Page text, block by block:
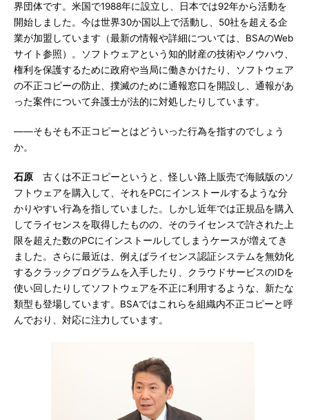
界団体です。米国で1988年に設立し、日本では92年から活動を
開始しました。今は世界30か国以上で活動し、50社を超える企
業が加盟しています（最新の情報や詳細については、BSAのWeb
サイト参照）。ソフトウェアという知的財産の技術やノウハウ、
権利を保護するために政府や当局に働きかけたり、ソフトウェア
の不正コピーの防止、撲滅のために通報窓口を開設し、通報があ
った案件について弁護士が法的に対処したりしています。
――そもそも不正コピーとはどういった行為を指すのでしょう
か。
石原 古くは不正コピーというと、怪しい路上販売で海賊版のソ
フトウェアを購入して、それをPCにインストールするような分
かりやすい行為を指していました。しかし近年では正規品を購入
してライセンスを取得したものの、そのライセンスで許された上
限を超えた数のPCにインストールしてしまうケースが増えてき
ました。さらに最近は、例えばライセンス認証システムを無効化
するクラックプログラムを入手したり、クラウドサービスのIDを
使い回したりしてソフトウェアを不正に利用するような、新たな
類型も登場しています。BSAではこれらを組織内不正コピーと呼
んでおり、対応に注力しています。